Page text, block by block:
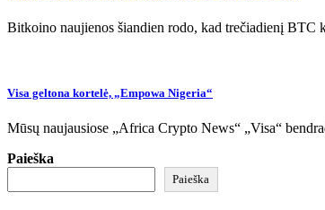
Bitkoino naujienos šiandien rodo, kad trečiadienį
Visa geltona kortelė, „Empowa Nigeria“
Mūsų naujausiose „Africa Crypto News“ „Visa“
Paieška
Paieška